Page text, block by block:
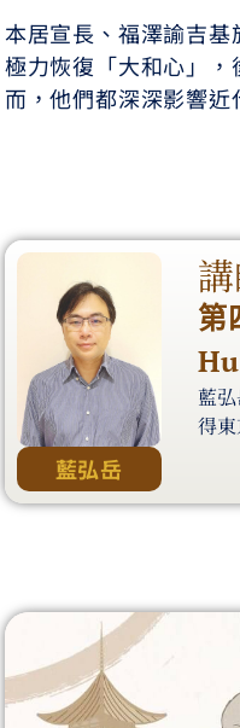
本居宣長、福澤諭吉
極力恢復「大和心」
而，他們都深深影響近
藍弘岳
第
藍
得